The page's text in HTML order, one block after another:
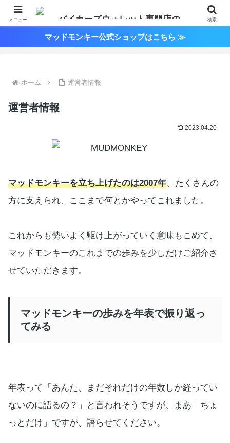
マッドモンキー公式ショップはこちら ≫
ホーム 運営者情報
運営者情報
2023.04.20
マッドモンキーを立ち上げたのは2007年、たくさんの
方に支えられ、ここまで何とかやってこれました。
これからも勢いよく駆け上がっていく意味もこめて、
マッドモンキーのこれまでの歩みを少しだけご紹介さ
せていただきます。
マッドモンキーの歩みを年表で振り返っ
てみる
年表って「あんた、まだそれだけの年数しか経ってい
ないのに語るの？」と言われそうですが、まあ「ちょ
っとだけ」ですが、語らせてください。
メニュー 検索